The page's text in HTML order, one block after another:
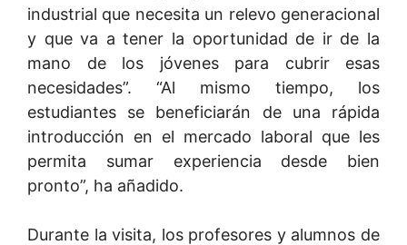
industrial que necesita un relevo generacional
y que va a tener la oportunidad de ir de la
mano de los jóvenes para cubrir esas
necesidades”. “Al mismo tiempo, los
estudiantes se beneficiarán de una rápida
introducción en el mercado laboral que les
permita sumar experiencia desde bien
pronto”, ha añadido.
Durante la visita, los profesores y alumnos de